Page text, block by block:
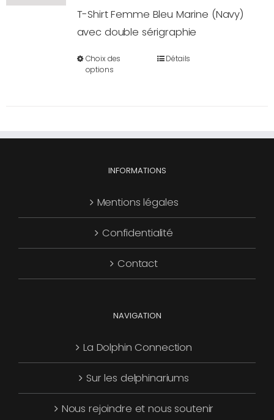
sur
la
du
T-Shirt Femme Bleu Marine (Navy)
avec double sérigraphie
Choix des
options
Ce
options
être
choisies
sur
produit
Détails
INFORMATIONS
Mentions légales
Confidentialité
Contact
NAVIGATION
La Dolphin Connection
Sur les delphinariums
Nous rejoindre et nous soutenir